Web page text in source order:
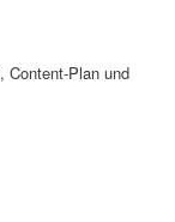
Content-Plan und